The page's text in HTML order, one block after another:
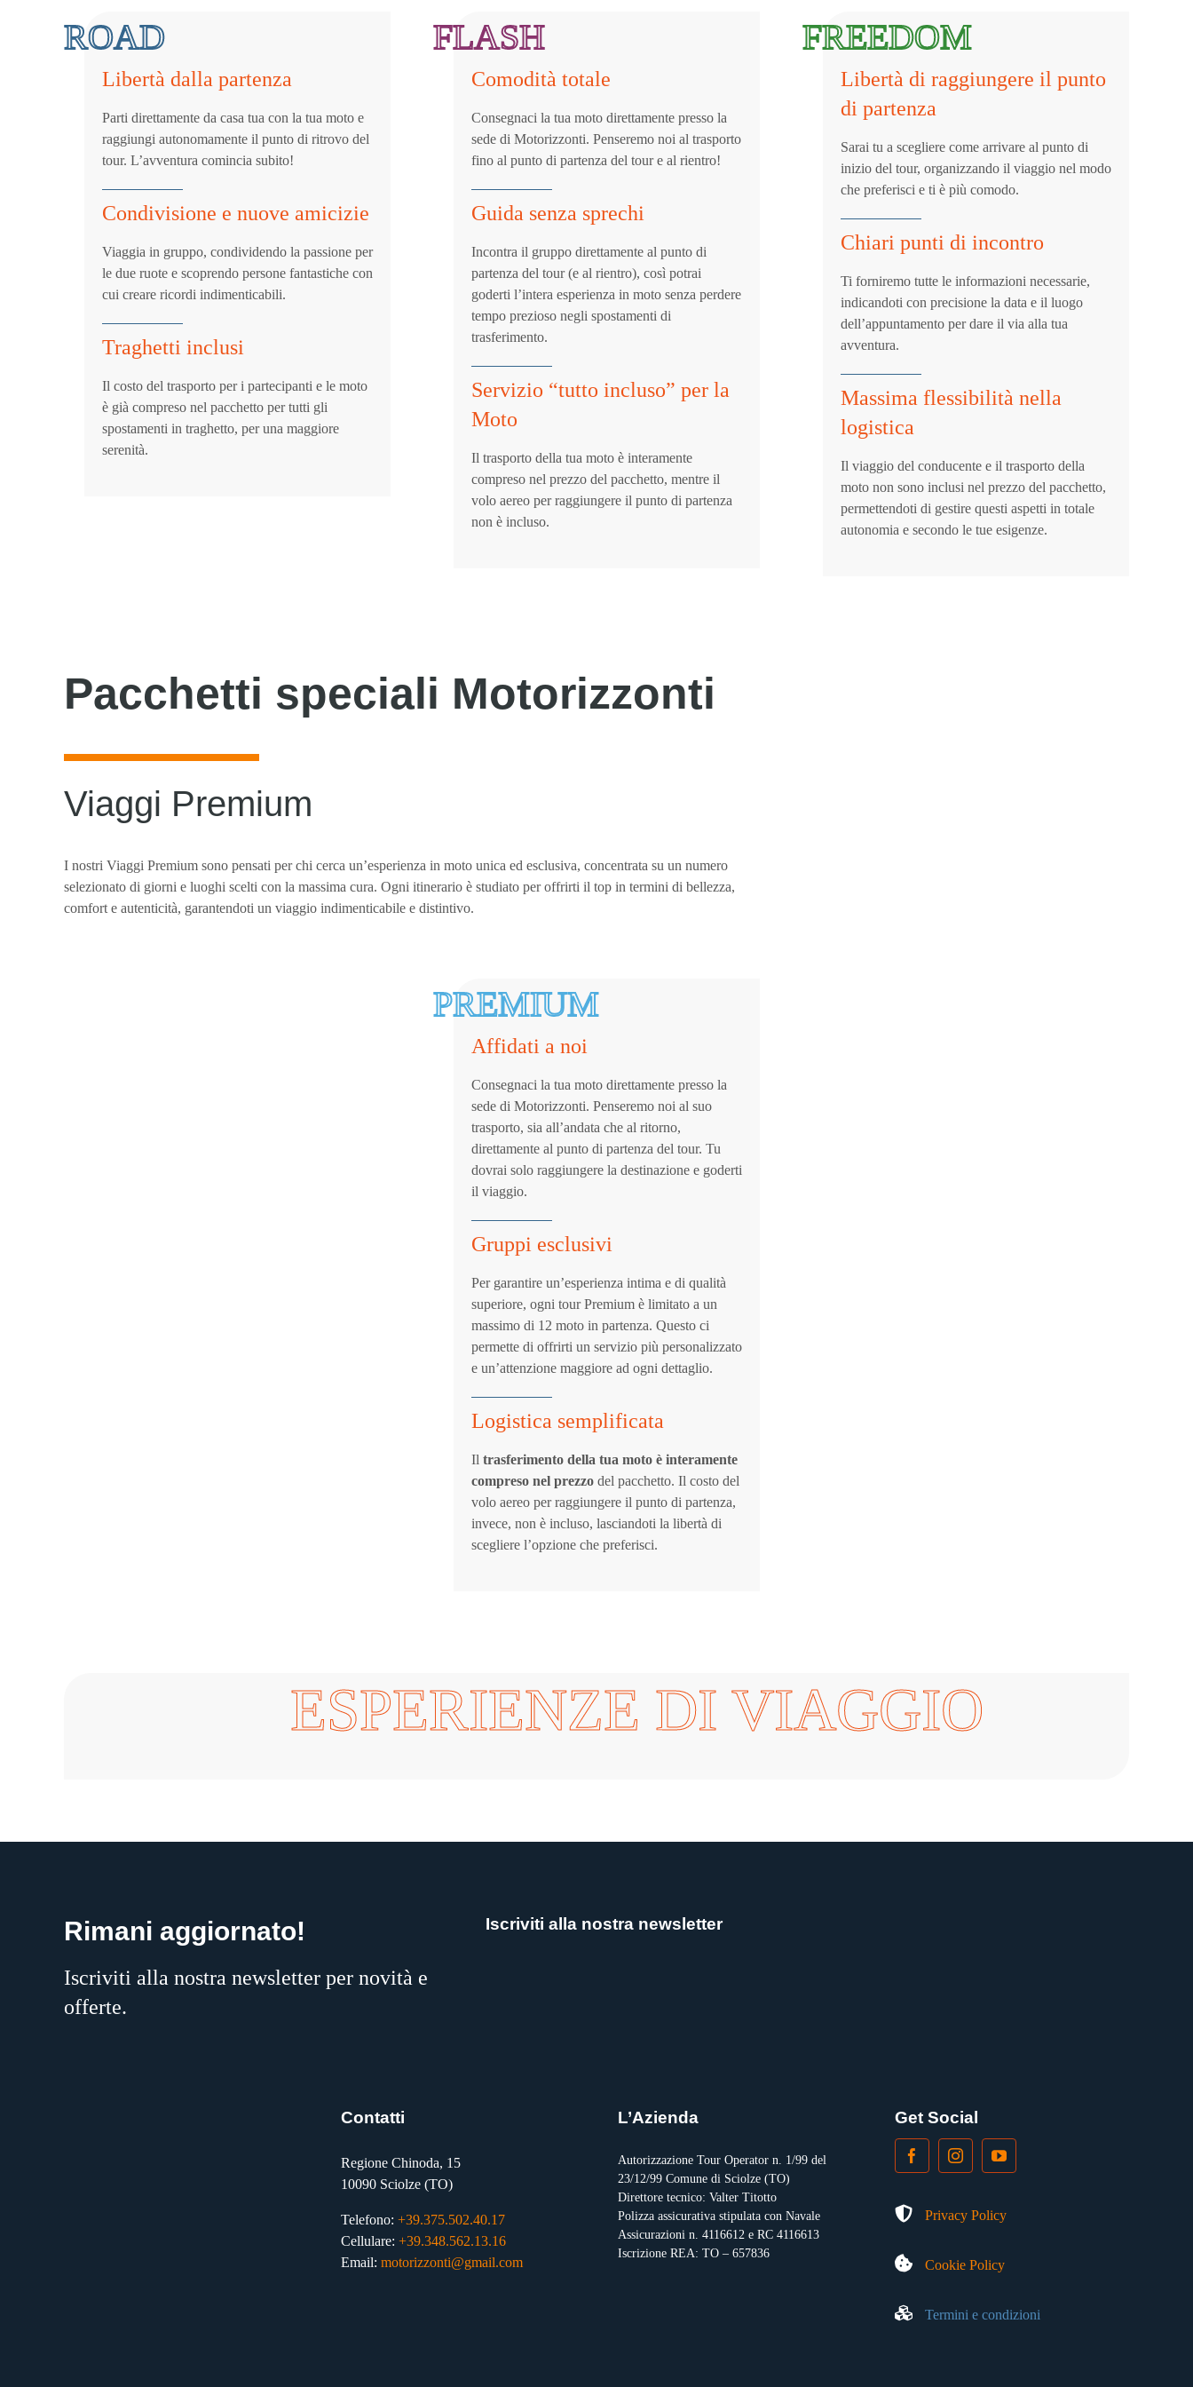
ROAD
Libertà dalla partenza
Parti direttamente da casa tua con la tua moto e
raggiungi autonomamente il punto di ritrovo del
tour. L’avventura comincia subito!
Condivisione e nuove amicizie
Viaggia in gruppo, condividendo la passione per
le due ruote e scoprendo persone fantastiche con
cui creare ricordi indimenticabili.
Traghetti inclusi
Il costo del trasporto per i partecipanti e le moto
è già compreso nel pacchetto per tutti gli
spostamenti in traghetto, per una maggiore
serenità.
FLASH
Comodità totale
Consegnaci la tua moto direttamente presso la
sede di Motorizzonti. Penseremo noi al trasporto
fino al punto di partenza del tour e al rientro!
Guida senza sprechi
Incontra il gruppo direttamente al punto di
partenza del tour (e al rientro), così potrai
goderti l’intera esperienza in moto senza perdere
tempo prezioso negli spostamenti di
trasferimento.
Servizio “tutto incluso” per la
Moto
Il trasporto della tua moto è interamente
compreso nel prezzo del pacchetto, mentre il
volo aereo per raggiungere il punto di partenza
non è incluso.
FREEDOM
Libertà di raggiungere il punto
di partenza
Sarai tu a scegliere come arrivare al punto di
inizio del tour, organizzando il viaggio nel modo
che preferisci e ti è più comodo.
Chiari punti di incontro
Ti forniremo tutte le informazioni necessarie,
indicandoti con precisione la data e il luogo
dell’appuntamento per dare il via alla tua
avventura.
Massima flessibilità nella
logistica
Il viaggio del conducente e il trasporto della
moto non sono inclusi nel prezzo del pacchetto,
permettendoti di gestire questi aspetti in totale
autonomia e secondo le tue esigenze.
Pacchetti speciali Motorizzonti
Viaggi Premium
I nostri Viaggi Premium sono pensati per chi cerca un’esperienza in moto unica ed esclusiva, concentrata su un numero
selezionato di giorni e luoghi scelti con la massima cura. Ogni itinerario è studiato per offrirti il top in termini di bellezza,
comfort e autenticità, garantendoti un viaggio indimenticabile e distintivo.
PREMIUM
Affidati a noi
Consegnaci la tua moto direttamente presso la
sede di Motorizzonti. Penseremo noi al suo
trasporto, sia all’andata che al ritorno,
direttamente al punto di partenza del tour. Tu
dovrai solo raggiungere la destinazione e goderti
il viaggio.
Gruppi esclusivi
Per garantire un’esperienza intima e di qualità
superiore, ogni tour Premium è limitato a un
massimo di 12 moto in partenza. Questo ci
permette di offrirti un servizio più personalizzato
e un’attenzione maggiore ad ogni dettaglio.
Logistica semplificata
Il trasferimento della tua moto è interamente
compreso nel prezzodel pacchetto. Il costo del
volo aereo per raggiungere il punto di partenza,
invece, non è incluso, lasciandoti la libertà di
scegliere l’opzione che preferisci.
ESPERIENZE DI VIAGGIO
Rimani aggiornato!
Iscriviti alla nostra newsletter per novità e
offerte.
Iscriviti alla nostra newsletter
Contatti
Regione Chinoda, 15
10090 Sciolze (TO)
Telefono: +39.375.502.40.17
Cellulare: +39.348.562.13.16
Email: motorizzonti@gmail.com
L’Azienda
Autorizzazione Tour Operator n. 1/99 del
23/12/99 Comune di Sciolze (TO)
Direttore tecnico: Valter Titotto
Polizza assicurativa stipulata con Navale
Assicurazioni n. 4116612 e RC 4116613
Iscrizione REA: TO – 657836
Get Social
Privacy Policy
Cookie Policy
Termini e condizioni